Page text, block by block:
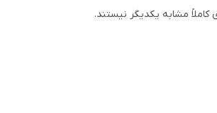
مشابه یکدیگر نیستند.